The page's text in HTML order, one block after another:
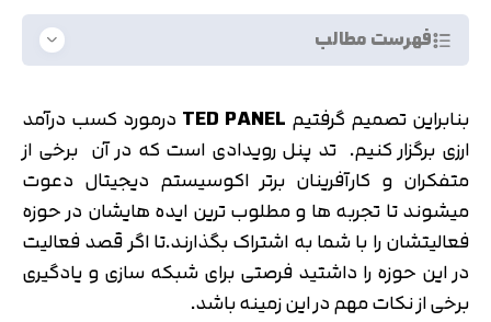
فهرست مطالب
بنابراین تصمیم گرفتیم TED PANEL درمورد کسب درآمد
ارزی برگزار کنیم. تد پنل رویدادی است که در آن برخی از
متفکران و کارآفرینان برتر اکوسیستم دیجیتال دعوت
میشوند تا تجربه ها و مطلوب ترین ایده هایشان در حوزه
فعالیتشان را با شما به اشتراک بگذارند.تا اگر قصد فعالیت
در این حوزه را داشتید فرصتی برای شبکه سازی و یادگیری
برخی از نکات مهم در این زمینه باشد.